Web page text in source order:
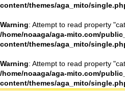
content/themes/aga_mito/
Warning: Attempt to read property
/home/noaaga/aga-mito.com/
content/themes/aga_mito/
Warning: Attempt to read property
/home/noaaga/aga-mito.com/
content/themes/aga_mito/